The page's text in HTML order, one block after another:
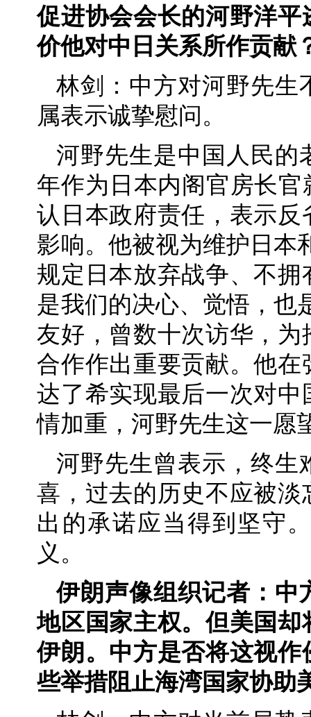
促进协会会长的河野洋
价他对中日关系所作贡献
林剑：中方对河野先生
属表示诚挚慰问。
河野先生是中国人民的
年作为日本内阁官房长官
认日本政府责任，表示
影响。他被视为维护日本
规定日本放弃战争、不
是我们的决心、觉悟，也
友好，曾数十次访华，
合作作出重要贡献。他
达了希实现最后一次对
情加重，河野先生这一愿
河野先生曾表示，终生
喜，过去的历史不应被
出的承诺应当得到坚守
义。
伊朗声像组织记者：中
地区国家主权。但美国
伊朗。中方是否将这视
些举措阻止海湾国家协助